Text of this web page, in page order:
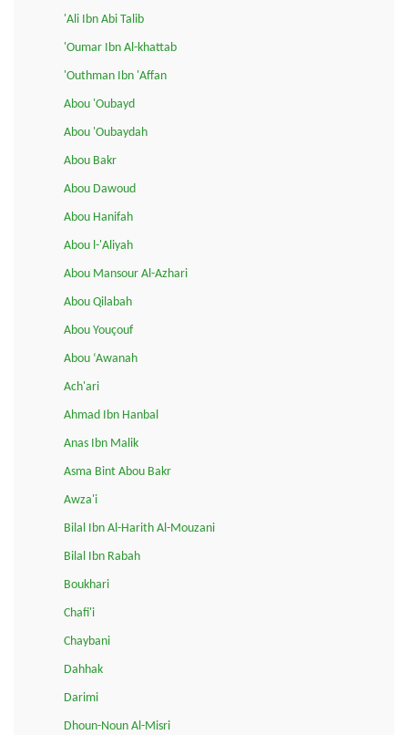
'Ali Ibn Abi Talib
'Oumar Ibn Al-khattab
'Outhman Ibn 'Affan
Abou 'Oubayd
Abou 'Oubaydah
Abou Bakr
Abou Dawoud
Abou Hanifah
Abou l-'Aliyah
Abou Mansour Al-Azhari
Abou Qilabah
Abou Youçouf
Abou ‘Awanah
Ach'ari
Ahmad Ibn Hanbal
Anas Ibn Malik
Asma Bint Abou Bakr
Awza'i
Bilal Ibn Al-Harith Al-Mouzani
Bilal Ibn Rabah
Boukhari
Chafi'i
Chaybani
Dahhak
Darimi
Dhoun-Noun Al-Misri